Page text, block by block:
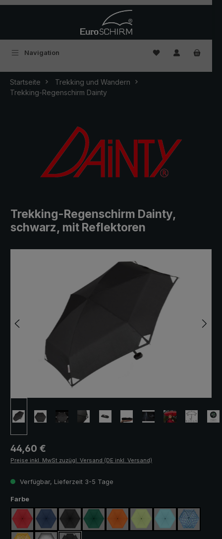
Navigation Du hast 0
Startseite
Trekking und Wandern
Trekking-Regenschirm Dainty
Trekking-Regenschirm Dainty,
schwarz, mit Reflektoren
Regulärer Preis:
44,60 €
Preise inkl. MwSt zuzügl. Versand (DE inkl. Versand)
Verfügbar, Lieferzeit 3-5 Tage
Farbeauswählen
rot marineblauschwarz dunkelgrünorange hellgrün hellblaublau /